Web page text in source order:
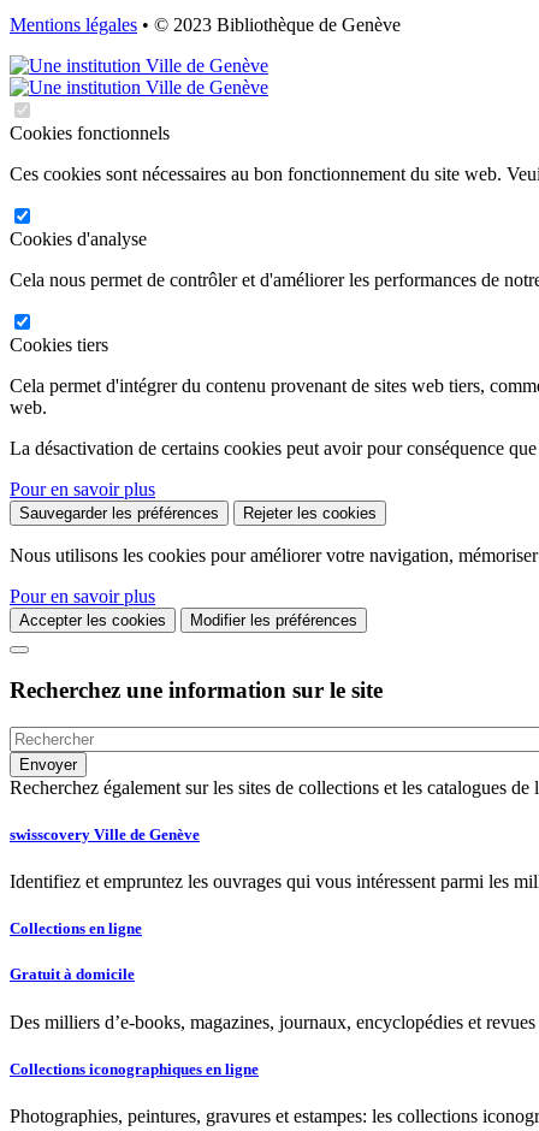
Mentions légales • © 2023 Bibliothèque de Genève
Cookies fonctionnels
Ces cookies sont nécessaires au bon fonctionnement du site web.
Cookies d'analyse
Cela nous permet de contrôler et d'améliorer les performances de
Cookies tiers
Cela permet d'intégrer du contenu provenant de sites web tiers,
web.
La désactivation de certains cookies peut avoir pour conséquence
Pour en savoir plus
Sauvegarder les préférences Rejeter les cookies
Nous utilisons les cookies pour améliorer votre navigation,
Pour en savoir plus
Accepter les cookies Modifier les préférences
Recherchez une information sur le site
Recherchez également sur les sites de collections et les catalogues
swisscovery Ville de Genève
Identifiez et empruntez les ouvrages qui vous intéressent parmi les
Collections en ligne
Gratuit à domicile
Des milliers d’e-books, magazines, journaux, encyclopédies et
Collections iconographiques en ligne
Photographies, peintures, gravures et estampes: les collections